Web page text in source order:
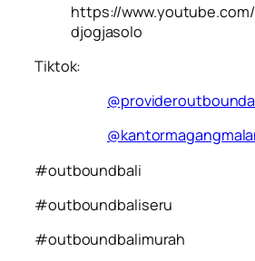
https://
djogjasolo
Tiktok:
#outboundbali
#outboundbaliseru
#outboundbalimurah